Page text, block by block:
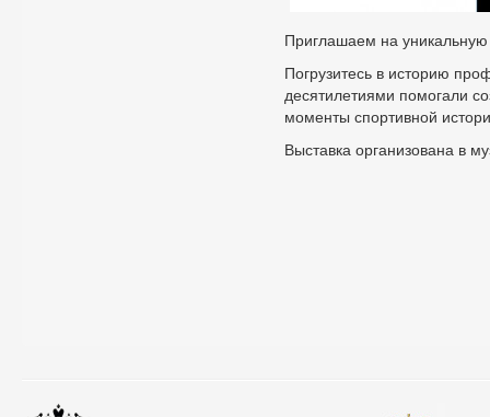
Приглашаем на
Погрузитесь в историю
десятилетиями помогали
моменты спортивной
Выставка организована в